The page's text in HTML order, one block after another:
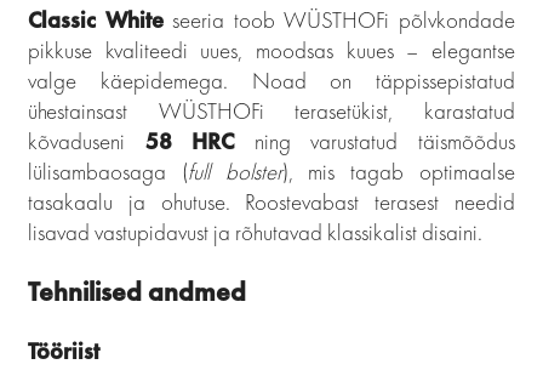
Classic Whiteseeria toob WÜSTHOFi põlvkondade
pikkuse kvaliteedi uues, moodsas kuues – elegantse
valge käepidemega. Noad on täppissepistatud
ühestainsast WÜSTHOFi terasetükist, karastatud
kõvaduseni 58 HRCning varustatud täismõõdus
lülisambaosaga (full bolster), mis tagab optimaalse
tasakaalu ja ohutuse. Roostevabast terasest needid
lisavad vastupidavust ja rõhutavad klassikalist disaini.
Tehnilised andmed
Tööriist